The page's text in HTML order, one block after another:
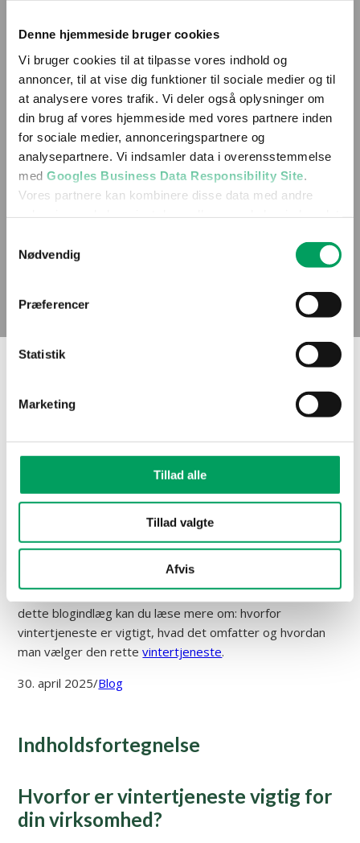
Denne hjemmeside bruger cookies
Vi bruger cookies til at tilpasse vores indhold og
annoncer, til at vise dig funktioner til sociale medier og til
at analysere vores trafik. Vi deler også oplysninger om
din brug af vores hjemmeside med vores partnere inden
for sociale medier, annonceringspartnere og
analysepartnere. Vi indsamler data i overensstemmelse
med Googles Business Data Responsibility Site
Vores partnere kan kombinere disse data med andre
Nødvendig
Præferencer
Statistik
Marketing
Tillad alle
Tillad valgte
Afvis
arbejdsplads i
vintermånederne med
professionel
vintertjeneste
især når det gælder sikkerheden på arbejdspladsen.
Glatte veje og snefyldte stier kan hurtigt føre til ulykker,
hvis der ikke er taget de nødvendige forholdsregler. I
dette blogindlæg kan du læse mere om: hvorfor
vintertjeneste er vigtigt, hvad det omfatter og hvordan
man vælger den rettevintertjeneste.
30. april 2025/Blog
Indholdsfortegnelse
Hvorfor er vintertjeneste vigtig for
din virksomhed?